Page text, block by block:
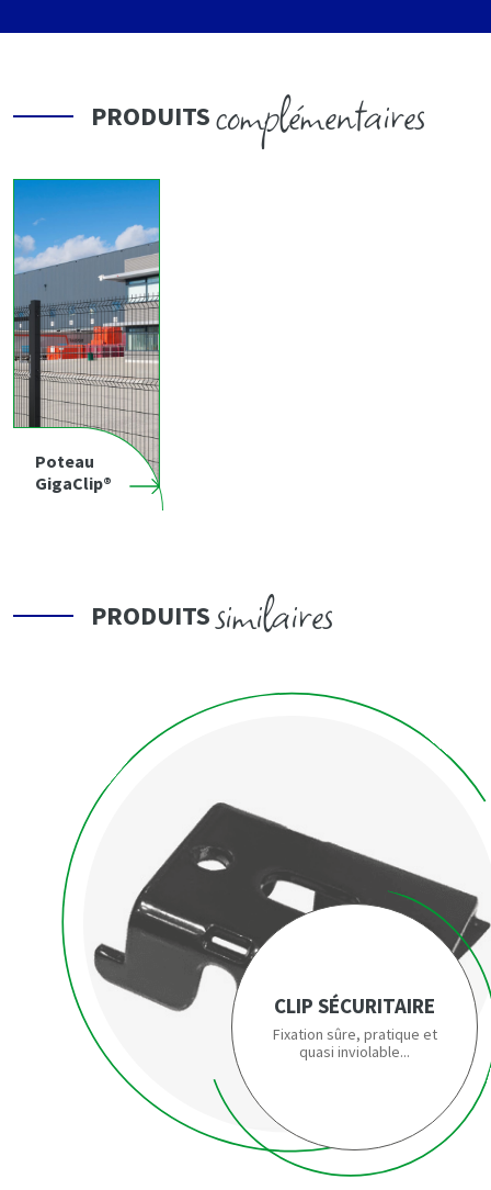
PRODUITScomplémentaires
Poteau
GigaClip®
PRODUITSsimilaires
CLIP SÉCURITAIRE
Fixation sûre, pratique et
quasi inviolable...